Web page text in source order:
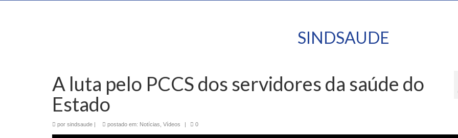
SINDSAUDE
A luta pelo PCCS dos servidores da saúde do
Estado
por sindsaude | postado em: Notícias Vídeos | 0